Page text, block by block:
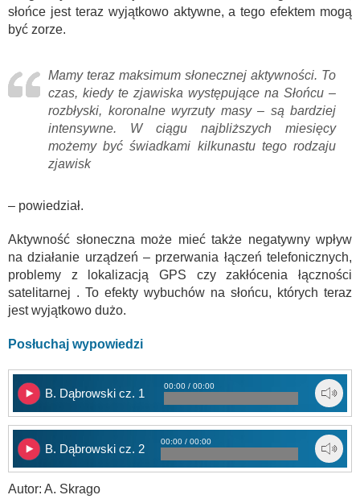
słońce jest teraz wyjątkowo aktywne, a tego efektem mogą
być zorze.
Mamy teraz maksimum słonecznej aktywności. To
czas, kiedy te zjawiska występujące na Słońcu –
rozbłyski, koronalne wyrzuty masy – są bardziej
intensywne. W ciągu najbliższych miesięcy
możemy być świadkami kilkunastu tego rodzaju
zjawisk
– powiedział.
Aktywność słoneczna może mieć także negatywny wpływ
na działanie urządzeń – przerwania łączeń telefonicznych,
problemy z lokalizacją GPS czy zakłócenia łączności
satelitarnej . To efekty wybuchów na słońcu, których teraz
jest wyjątkowo dużo.
Posłuchaj wypowiedzi
B. Dąbrowski cz. 1
00:00 / 00:00
B. Dąbrowski cz. 2
00:00 / 00:00
Autor: A. Skrago